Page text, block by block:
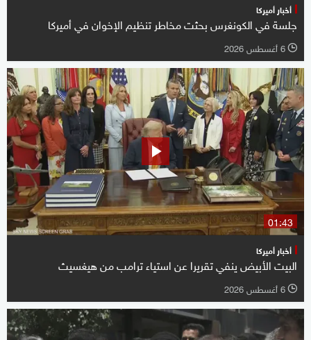
أخبار أميركا
جلسة في الكونغرس بحثت مخاطر تنظيم الإخوان في أميركا
l 6 أغسطس 2026
01:43
أخبار أميركا
البيت الأبيض ينفي تقريرا عن استياء ترامب من هيغسيث
l 6 أغسطس 2026